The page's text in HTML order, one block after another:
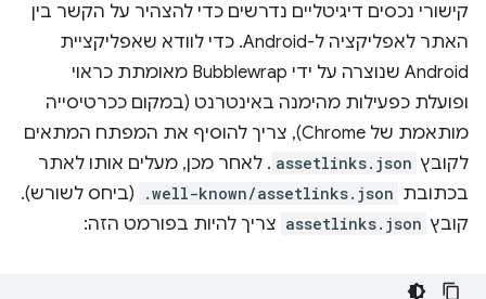
קישורי נכסים דיגיטליים נדרשים כדי להצהיר על הקשר בין
האתר לאפליקציה ל-Android. כדי לוודא שאפליקציית
Android שנוצרה על ידי Bubblewrap מאומתת כראוי
ופועלת כפעילות מהימנה באינטרנט (במקום ככרטיסייה
מותאמת של Chrome), צריך להוסיף את המפתח המתאים
לקובץ assetlinks.json . לאחר מכן, מעלים אותו לאתר
בכתובת .well-known/assetlinks.json
(ביחס לשורש).
קובץ assetlinks.json צריך להיות בפורמט הזה: